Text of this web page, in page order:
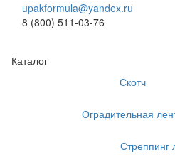
upakformula@yandex.ru
8 (800) 511-03-76
Каталог
Скотч
Оградительная
Стреппинг